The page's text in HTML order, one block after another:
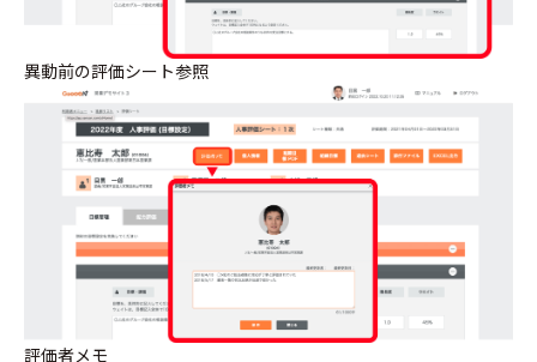
異動前の評価シート参照
評価者メモ